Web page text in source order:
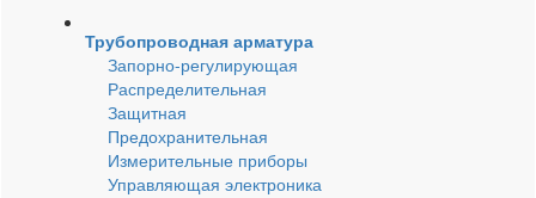
Трубопроводная арматура
Запорно-регулирующая
Распределительная
Защитная
Предохранительная
Измерительные приборы
Управляющая электроника